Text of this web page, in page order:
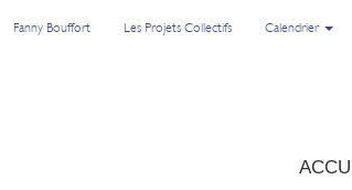
Fanny Bouffort Les Projets Collectifs Calendrier